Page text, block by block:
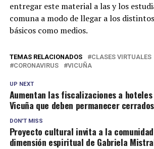
entregar este material a las y los
comuna a modo de llegar a los
básicos como medios.
TEMAS RELACIONADOS CLASES VIRTUALES
CORONAVIRUS
VICUÑA
UP NEXT
Aumentan las fiscalizaciones a
Vicuña que deben permanecer cerrados
DON'T MISS
Proyecto cultural invita a la
dimensión espiritual de Gabriela